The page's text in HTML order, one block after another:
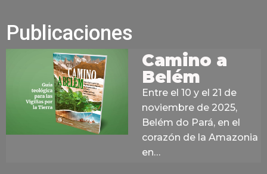
Publicaciones
Camino a
Belém
Entre el 10 y el 21 de
noviembre de 2025,
Belém do Pará, en el
corazón de la Amazonia
en…